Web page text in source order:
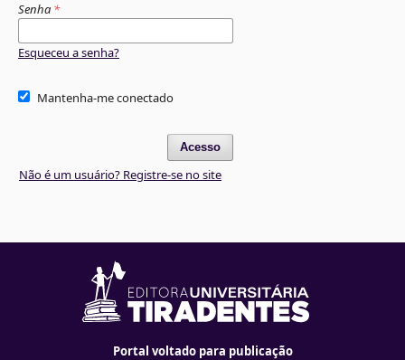
Senha *
Esqueceu a senha?
Mantenha-me conectado
Acesso
Não é um usuário? Registre-se no site
Portal voltado para publicação